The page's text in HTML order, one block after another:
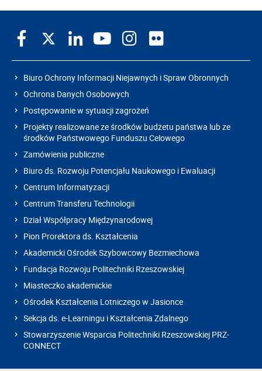
Biuro Ochrony Informacji Niejawnych i Spraw Obronnych
Ochrona Danych Osobowych
Postępowanie w sytuacji zagrożeń
Projekty realizowane ze środków budżetu państwa lub ze
środków Państwowego Funduszu Celowego
Zamówienia publiczne
Biuro ds. Rozwoju Potencjału Naukowego i Ewaluacji
Centrum Informatyzacji
Centrum Transferu Technologii
Dział Współpracy Międzynarodowej
Pion Prorektora ds. Kształcenia
Akademicki Ośrodek Szybowcowy Bezmiechowa
Fundacja Rozwoju Politechniki Rzeszowskiej
Miasteczko akademickie
Ośrodek Kształcenia Lotniczego w Jasionce
Sekcja ds. e-Learningu i Kształcenia Zdalnego
Stowarzyszenie Wsparcia Politechniki Rzeszowskiej PRZ-
CONNECT